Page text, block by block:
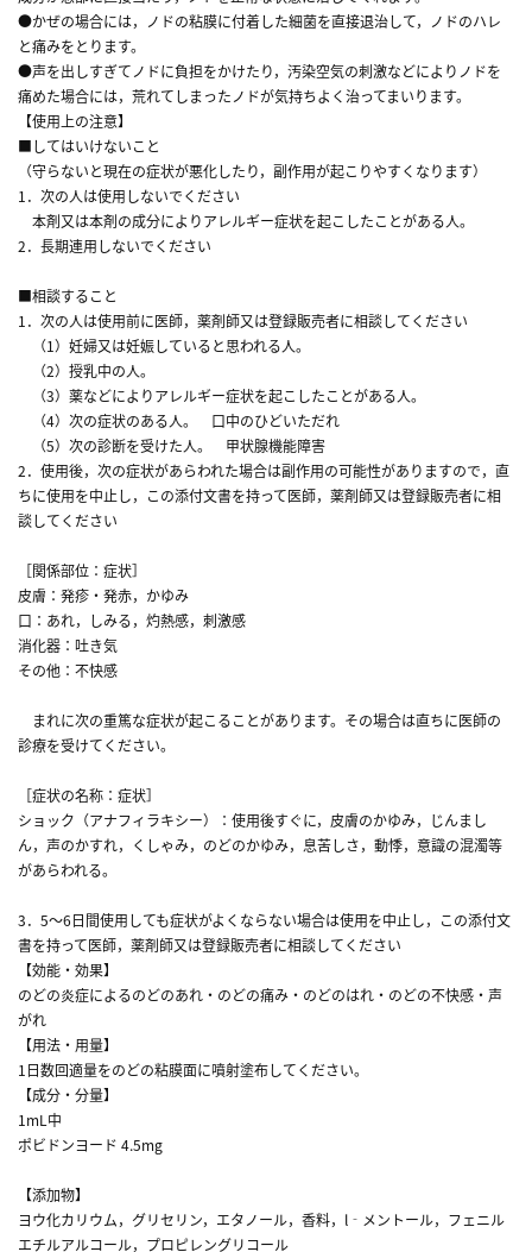
●かぜの場合には，ノドの粘膜に付着した細菌を直接退治して，ノドのハレ
と痛みをとります。
●声を出しすぎてノドに負担をかけたり，汚染空気の刺激などによりノドを
痛めた場合には，荒れてしまったノドが気持ちよく治ってまいります。
【使用上の注意】
■してはいけないこと
（守らないと現在の症状が悪化したり，副作用が起こりやすくなります）
1．次の人は使用しないでください
本剤又は本剤の成分によりアレルギー症状を起こしたことがある人。
2．長期連用しないでください
■相談すること
1．次の人は使用前に医師，薬剤師又は登録販売者に相談してください
（1）妊婦又は妊娠していると思われる人。
（2）授乳中の人。
（3）薬などによりアレルギー症状を起こしたことがある人。
（4）次の症状のある人。 口中のひどいただれ
（5）次の診断を受けた人。 甲状腺機能障害
2．使用後，次の症状があらわれた場合は副作用の可能性がありますので，直
ちに使用を中止し，この添付文書を持って医師，薬剤師又は登録販売者に相
談してください
［関係部位：症状］
皮膚：発疹・発赤，かゆみ
口：あれ，しみる，灼熱感，刺激感
消化器：吐き気
その他：不快感
まれに次の重篤な症状が起こることがあります。その場合は直ちに医師の
診療を受けてください。
［症状の名称：症状］
ショック（アナフィラキシー）：使用後すぐに，皮膚のかゆみ，じんまし
ん，声のかすれ，くしゃみ，のどのかゆみ，息苦しさ，動悸，意識の混濁等
があらわれる。
3．5～6日間使用しても症状がよくならない場合は使用を中止し，この添付文
書を持って医師，薬剤師又は登録販売者に相談してください
【効能・効果】
のどの炎症によるのどのあれ・のどの痛み・のどのはれ・のどの不快感・声
がれ
【用法・用量】
1日数回適量をのどの粘膜面に噴射塗布してください。
【成分・分量】
1mL中
ポビドンヨード 4.5mg
【添加物】
ヨウ化カリウム，グリセリン，エタノール，香料，l‐メントール，フェニル
エチルアルコール，プロピレングリコール